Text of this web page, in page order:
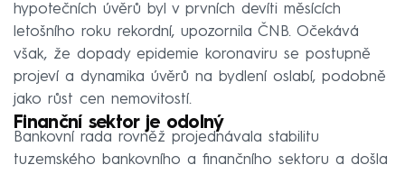
hypotečních úvěrů byl v prvních devíti měsících
letošního roku rekordní, upozornila ČNB. Očekává
však, že dopady epidemie koronaviru se postupně
projeví a dynamika úvěrů na bydlení oslabí, podobně
jako růst cen nemovitostí.
Finanční sektor je odolný
Bankovní rada rovněž projednávala stabilitu
tuzemského bankovního a finančního sektoru a došla